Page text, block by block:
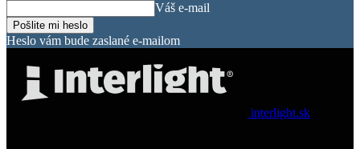
Váš e-mail
Heslo vám bude zaslané e-mailom
interlight.sk